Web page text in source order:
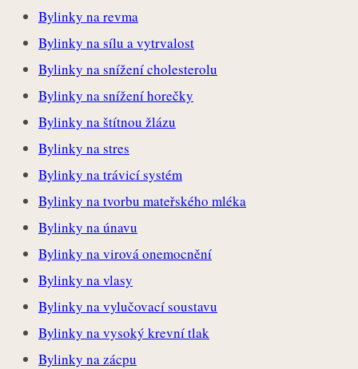
Bylinky na revma
Bylinky na sílu a vytrvalost
Bylinky na snížení cholesterolu
Bylinky na snížení horečky
Bylinky na štítnou žlázu
Bylinky na stres
Bylinky na trávicí systém
Bylinky na tvorbu mateřského mléka
Bylinky na únavu
Bylinky na virová onemocnění
Bylinky na vlasy
Bylinky na vylučovací soustavu
Bylinky na vysoký krevní tlak
Bylinky na zácpu